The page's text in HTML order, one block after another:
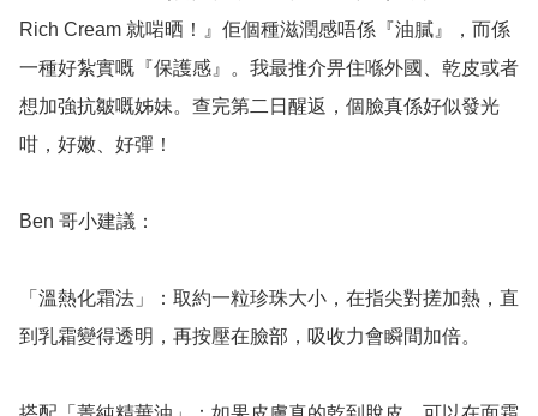
Rich Cream 就啱晒！』佢個種滋潤感唔係『油膩』，而係
一種好紮實嘅『保護感』。我最推介畀住喺外國、乾皮或者
想加強抗皺嘅姊妹。查完第二日醒返，個臉真係好似發光
咁，好嫩、好彈！
Ben 哥小建議：
「溫熱化霜法」：取約一粒珍珠大小，在指尖對搓加熱，直
到乳霜變得透明，再按壓在臉部，吸收力會瞬間加倍。